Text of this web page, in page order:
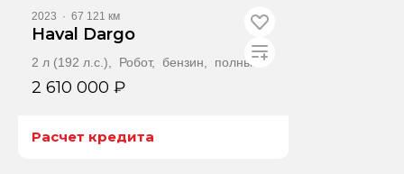
2023 · 67 121 км
Haval Dargo
2 л (192 л.с.), Робот, бензин, полный
2 610 000 ₽
Расчет кредита